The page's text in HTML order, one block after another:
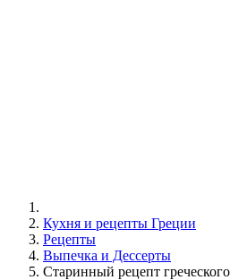
Кухня и рецепты Греции
Рецепты
Выпечка и Дессерты
Старинный рецепт